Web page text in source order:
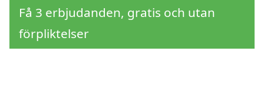
Få 3 erbjudanden, gratis och utan
förpliktelser